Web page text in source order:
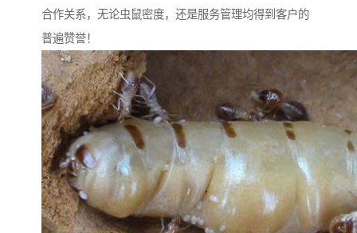
合作关系，无论虫鼠密度，还是服务管理均得到客户的
普遍赞誉！